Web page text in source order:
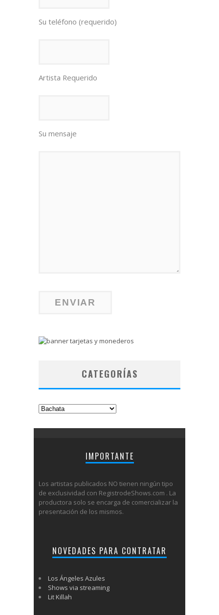
Su teléfono (requerido)
Artista Requerido
Su mensaje
CATEGORÍAS
Categorías
IMPORTANTE
Los artistas publicados NO tienen ningún tipo
de exclusividad con RegistrodeShows.com . La
productora solo se encarga de comercializar la
presentación de los mismos.
NOVEDADES PARA CONTRATAR
Los Ángeles Azules
Shows via streaming
Lit Killah